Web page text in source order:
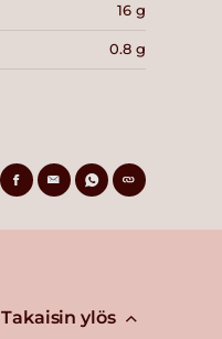
16 g
0.8 g
Takaisin ylös